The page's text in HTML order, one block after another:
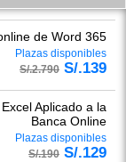
de Word 365
Plazas disponibles
S/.2.790 S/.139
Aplicado a la
Banca Online
Plazas disponibles
S/.190 S/.129